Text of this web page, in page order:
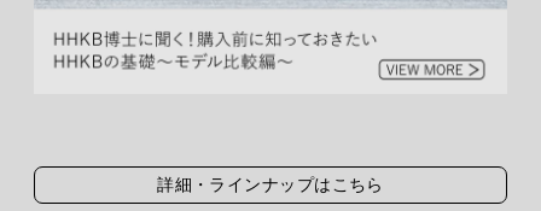
詳細・ラインナップはこちら